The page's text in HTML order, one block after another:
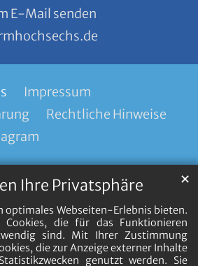
Ihre Privatsphäre
optimales Webseiten-Erlebnis bieten.
Cookies, die für das Funktionieren
sind. Mit Ihrer Zustimmung
die zur Anzeige externer Inhalte
genutzt werden. Sie
✕
E-Mail senden
Impressum
Rechtliche Hinweise